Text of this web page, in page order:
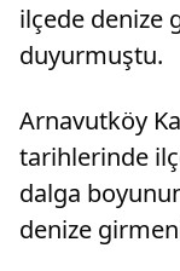
ilçede denize
duyurmuştu.
Arnavutköy
tarihlerinde
dalga
denize